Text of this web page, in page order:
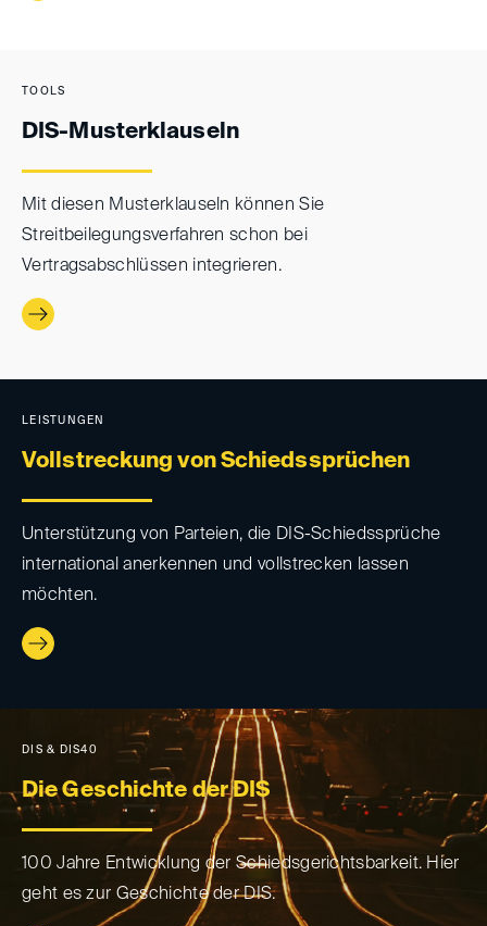
TOOLS
DIS-Musterklauseln
Mit diesen Musterklauseln können Sie
Streitbeilegungsverfahren schon bei
Vertragsabschlüssen integrieren.
LEISTUNGEN
Vollstreckung von Schiedssprüchen
Unterstützung von Parteien, die DIS-Schiedssprüche
international anerkennen und vollstrecken lassen
möchten.
DIS & DIS40
Die Geschichte der DIS
100 Jahre Entwicklung der Schiedsgerichtsbarkeit. Hier
geht es zur Geschichte der DIS.